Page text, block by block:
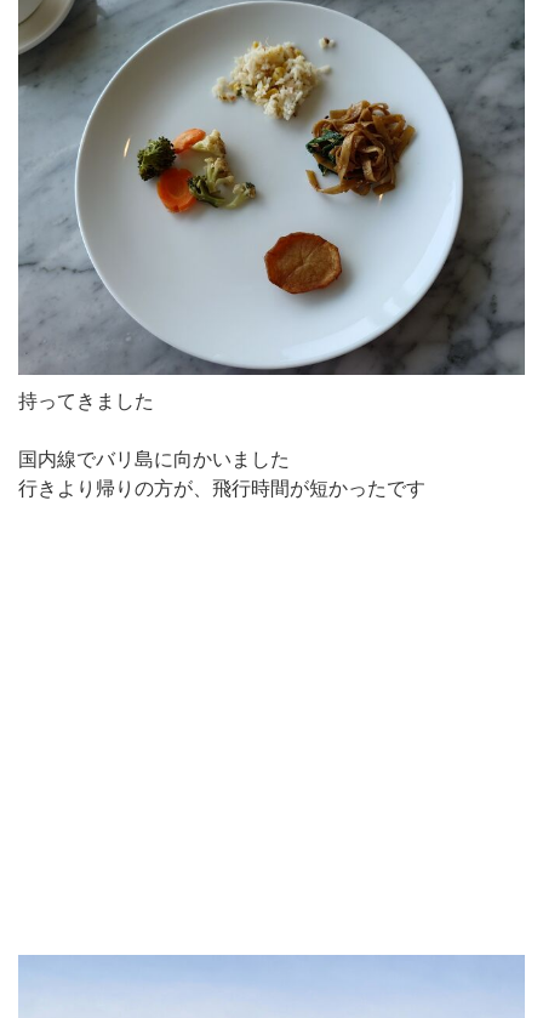
持ってきました
国内線でバリ島に向かいました
行きより帰りの方が、飛行時間が短かったです